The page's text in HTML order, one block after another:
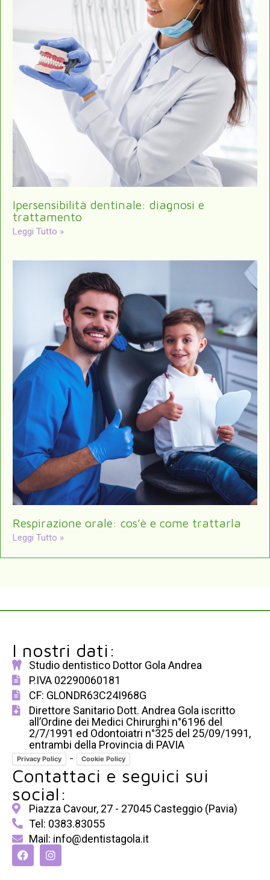
Ipersensibilità dentinale: diagnosi e
trattamento
Leggi Tutto »
Respirazione orale: cos’è e come trattarla
Leggi Tutto »
I nostri dati:
Studio dentistico Dottor Gola Andrea
P.IVA 02290060181
CF: GLONDR63C24I968G
Direttore Sanitario Dott. Andrea Gola iscritto
all’Ordine dei Medici Chirurghi n°6196 del
2/7/1991 ed Odontoiatri n°325 del 25/09/1991,
entrambi della Provincia di PAVIA
Privacy Policy - Cookie Policy
Contattaci e seguici sui
social:
Piazza Cavour, 27 - 27045 Casteggio (Pavia)
Tel: 0383.83055
Mail: info@dentistagola.it